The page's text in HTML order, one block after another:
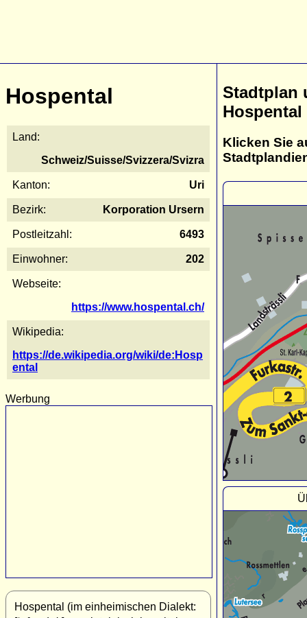
Hospental
Land:
Schweiz/Suisse/Svizzera/Svizra
Kanton: Uri
Bezirk: Korporation Ursern
Postleitzahl: 6493
Einwohner: 202
Webseite:
https://www.hospental.ch/
Wikipedia:
https://de.wikipedia.org/wiki/de:Hosp
ental
Werbung
Hospental (im einheimischen Dialekt:
Stadtplan
Hospental
Klicken Sie